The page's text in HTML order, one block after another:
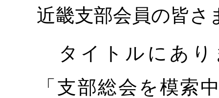
近畿支部会員の皆さ
タイトルにあり
「支部総会を模索